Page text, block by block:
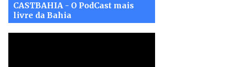
CASTBAHIA - O PodCast mais
livre da Bahia